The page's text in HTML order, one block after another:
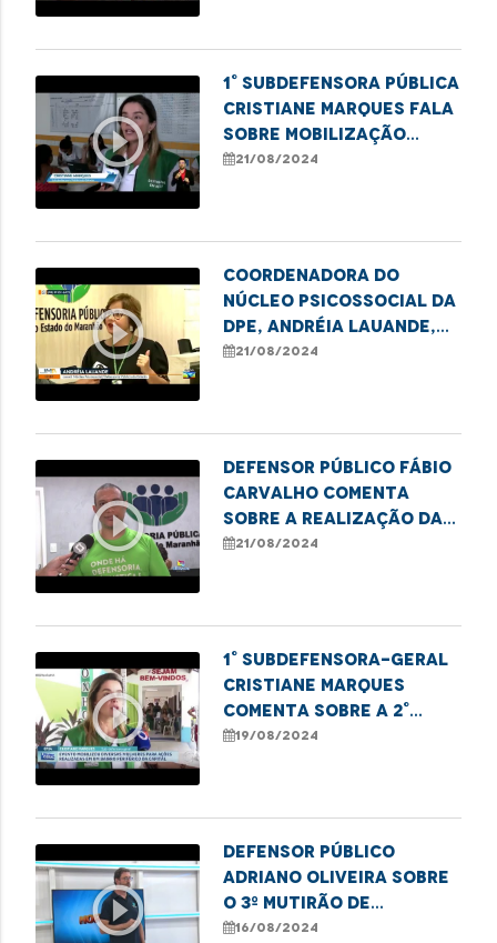
play_circle_outline
1° Subdefensora Pública
Cristiane Marques fala
sobre mobilização
realizada na Cidade
21/08/2024
play_circle_outline
Coordenadora do
Núcleo Psicossocial da
DPE, Andréia Lauande,
fala sobre a população
21/08/2024
play_circle_outline
Defensor público Fábio
Carvalho comenta
sobre a realização da
edição do programa
21/08/2024
play_circle_outline
1° Subdefensora-geral
Cristiane Marques
comenta sobre a 2°
edição do projeto Te
19/08/2024
play_circle_outline
Defensor público
Adriano Oliveira sobre
o 3º Mutirão de
Registro de
16/08/2024